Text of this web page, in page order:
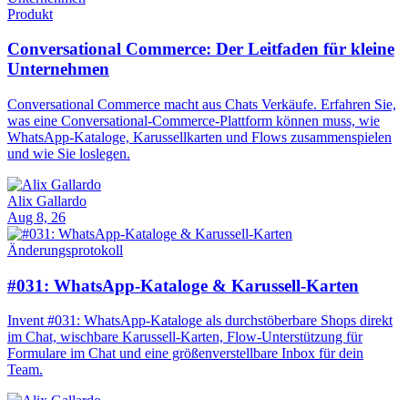
Produkt
Conversational Commerce: Der Leitfaden für kleine
Unternehmen
Conversational Commerce macht aus Chats Verkäufe. Erfahren Sie,
was eine Conversational-Commerce-Plattform können muss, wie
WhatsApp-Kataloge, Karussellkarten und Flows zusammenspielen
und wie Sie loslegen.
Alix Gallardo
Aug 8, 26
Änderungsprotokoll
#031: WhatsApp-Kataloge & Karussell-Karten
Invent #031: WhatsApp-Kataloge als durchstöberbare Shops direkt
im Chat, wischbare Karussell-Karten, Flow-Unterstützung für
Formulare im Chat und eine größenverstellbare Inbox für dein
Team.